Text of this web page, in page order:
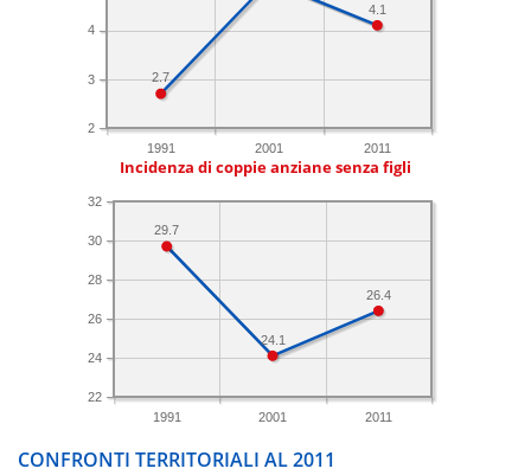
1991 2001 2011
2
3
4
4.1
2.7
Incidenza di coppie anziane senza figli
1991 2001 2011
22
24
26
28
30
32
26.4
24.1
29.7
CONFRONTI TERRITORIALI AL 2011